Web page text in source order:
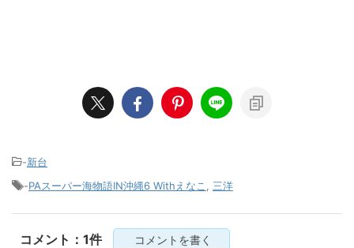
-新台
-PAスーパー海物語IN沖縄6 Withえなこ 三洋
コメント：1件 コメントを書く